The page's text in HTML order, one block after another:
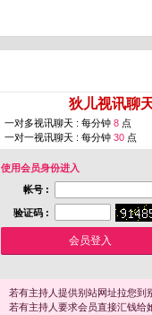
狄儿视讯聊
一对多视讯聊天 : 每分钟 8 点
一对一视讯聊天 : 每分钟 30 点
使用会员身份进入
帐号 :
验证码 :
若有主持人提供别站网址拉您到
若有主持人要求会员直接汇钱给